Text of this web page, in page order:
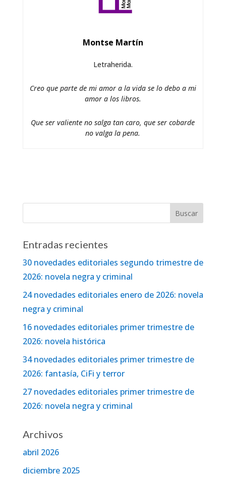
Montse Martín
Letraherida.
Creo que parte de mi amor a la vida se lo debo a mi
amor a los libros.
Que ser valiente no salga tan caro, que ser cobarde
no valga la pena.
Entradas recientes
30 novedades editoriales segundo trimestre de
2026: novela negra y criminal
24 novedades editoriales enero de 2026: novela
negra y criminal
16 novedades editoriales primer trimestre de
2026: novela histórica
34 novedades editoriales primer trimestre de
2026: fantasía, CiFi y terror
27 novedades editoriales primer trimestre de
2026: novela negra y criminal
Archivos
abril 2026
diciembre 2025